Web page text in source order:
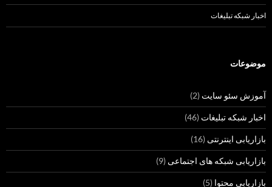
اخبار شبکه تبلیغات
موضوعات
آموزش سئو سایت (2)
اخبار شبکه تبلیغات (46)
بازاریابی اینترنتی (16)
بازاریابی شبکه های اجتماعی (9)
بازاریابی محتوا (5)